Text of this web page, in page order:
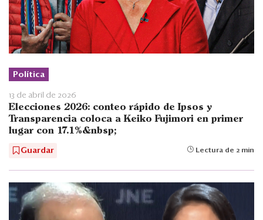
Política
13 de abril de 2026
Elecciones 2026: conteo rápido de Ipsos y
Transparencia coloca a Keiko Fujimori en primer
lugar con 17.1%&nbsp;
Guardar Lectura de 2 min